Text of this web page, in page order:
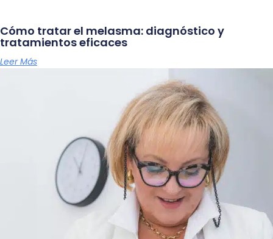
Cómo tratar el melasma: diagnóstico y
tratamientos eficaces
Leer Más